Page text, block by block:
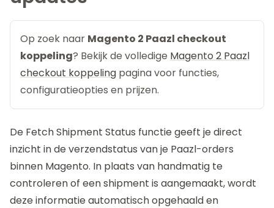
Op zoek naar Magento 2 Paazl checkout
koppeling? Bekijk de volledige Magento 2 Paazl
checkout koppeling pagina voor functies,
configuratieopties en prijzen.
De Fetch Shipment Status functie geeft je direct
inzicht in de verzendstatus van je Paazl-orders
binnen Magento. In plaats van handmatig te
controleren of een shipment is aangemaakt, wordt
deze informatie automatisch opgehaald en